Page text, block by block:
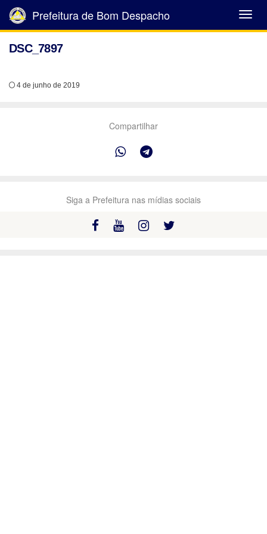
Abrir
Menu
Prefeitura de Bom Despacho
DSC_7897
4 de junho de 2019
Compartilhar
Siga a Prefeitura nas mídias sociais